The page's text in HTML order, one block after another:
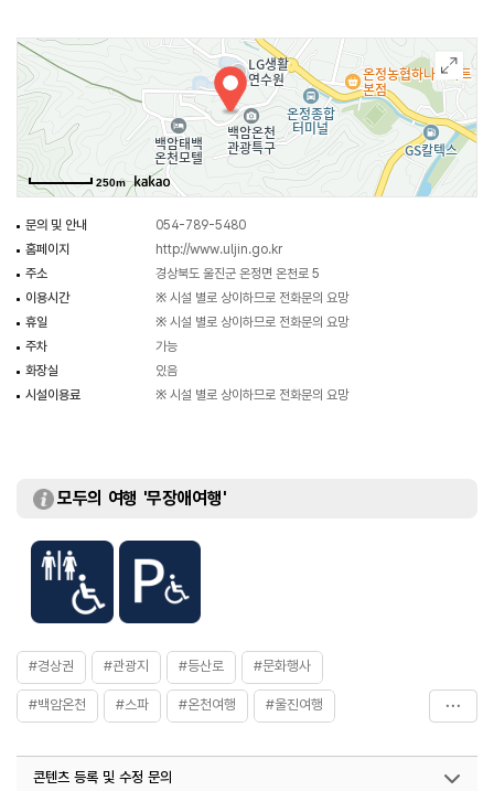
무색무취한 온천수로 온천욕을 즐기기에 적당할 뿐만 아니라 만성 피부병과
천식, 신경통, 호흡기 계통 질병에 효과가 있다고 한다.
250m
문의 및 안내
054-789-5480
홈페이지
http://www.uljin.go.kr
주소
경상북도 울진군 온정면 온천로 5
이용시간
※ 시설 별로 상이하므로 전화문의 요망
휴일
※ 시설 별로 상이하므로 전화문의 요망
주차
가능
화장실
있음
시설이용료
※ 시설 별로 상이하므로 전화문의 요망
모두의 여행 '무장애여행'
#경상권 #관광지 #등산로 #문화행사
#백암온천 #스파 #온천여행 #울진여행
#휴식하기좋은곳 #힐링가족여행
콘텐츠 등록 및 수정 문의